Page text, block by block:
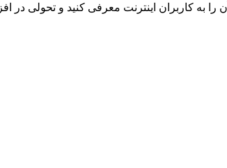
را به کاربران اینترنت معرفی کنید و تحولی در